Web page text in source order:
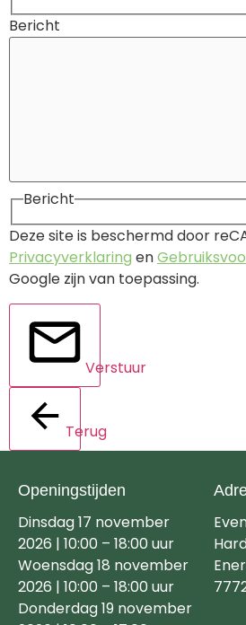
Bericht
Bericht
Deze site is beschermd door
Privacyverklaring en
Google zijn van toepassing.
Verstuur
Terug
Openingstijden
Dinsdag 17 november
2026 | 10:00 – 18:00 uur
Woensdag 18 november
2026 | 10:00 – 18:00 uur
Donderdag 19 november